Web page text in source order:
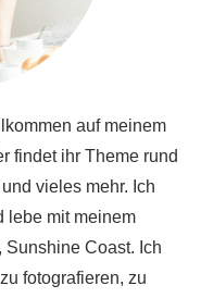
auf meinem
findet ihr Theme rund
vieles mehr. Ich
lebe mit meinem
Coast. Ich
fotografieren, zu